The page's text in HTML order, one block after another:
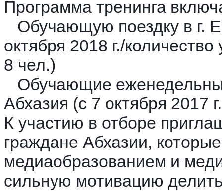
Программа тренинга
Обучающую поездку в г.
октября 2018 г./
8 чел.)
Обучающие
Абхазия (с 7 октября 2017
К участию в отборе
граждане Абхазии,
медиаобразованием и
сильную мотивацию